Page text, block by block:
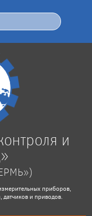
и
приборов,
и приводов.